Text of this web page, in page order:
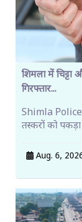
शिमला में
गिरफ्तार...
Shimla
तस्करों को
Aug. 6,